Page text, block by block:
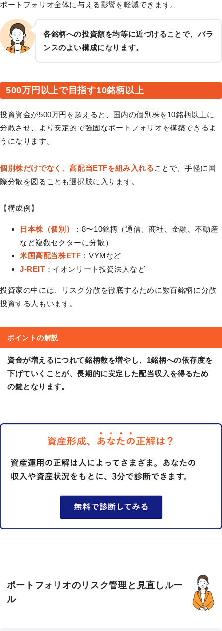
ポートフォリオ全体に与える影響を軽減できます。
各銘柄への投資額を均等に近づけることで、バラ
ンスのよい構成になります。
500万円以上で目指す10銘柄以上
投資資金が500万円を超えると、国内の個別株を10銘柄以上に
分散させ、より安定的で強固なポートフォリオを構築できるよ
うになります。
個別株だけでなく、高配当ETFを組み入れる ことで、手軽に国
際分散を図ることも選択肢に入ります。
【構成例】
日本株（個別）
：8〜10銘柄（通信、商社、金融、不動産
など複数セクターに分散）
米国高配当株ETF ：VYMなど
J-REIT ：イオンリート投資法人など
投資家の中には、リスク分散を徹底するために数百銘柄に分散
投資する人もいます。
ポイントの解説
資金が増えるにつれて銘柄数を増やし、1銘柄への依存度を
下げていくことが、長期的に安定した配当収入を得るため
の鍵となります。
ポートフォリオのリスク管理と見直しルー
ル